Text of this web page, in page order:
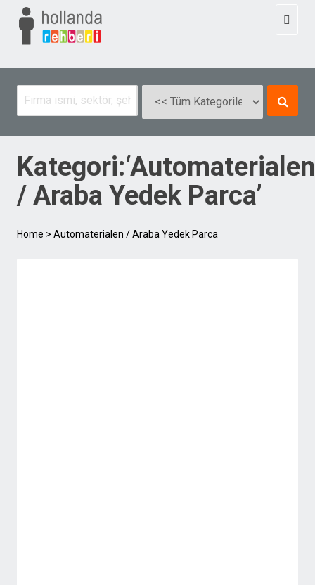
Kategori:‘Automaterialen
/ Araba Yedek Parca’
Home > Automaterialen / Araba Yedek Parca